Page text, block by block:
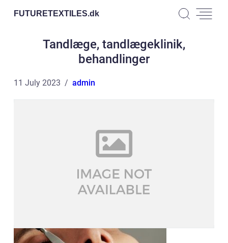
FUTURETEXTILES.dk
Tandlæge, tandlægeklinik,
behandlinger
11 July 2023 admin